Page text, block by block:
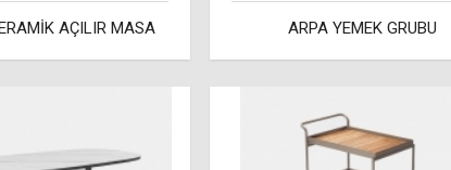
AÇILIR MASA ARPA YEMEK GRUBU